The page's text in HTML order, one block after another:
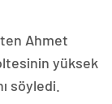
Ahmet
yüksek
söyledi.